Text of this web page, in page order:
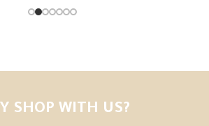
SHOP WITH US?